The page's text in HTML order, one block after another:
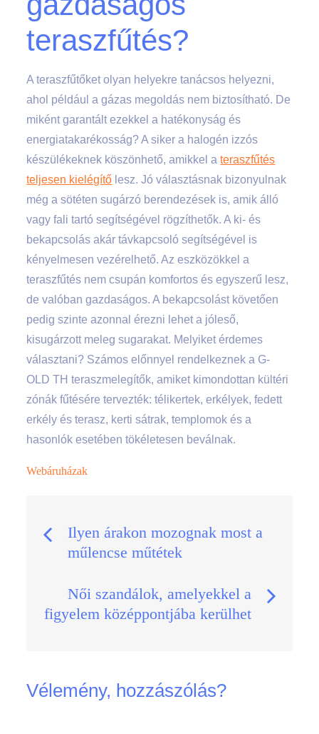
teraszfűtés?
A teraszfűtőket olyan helyekre tanácsos helyezni,
ahol például a gázas megoldás nem biztosítható. De
miként garantált ezekkel a hatékonyság és
energiatakarékosság? A siker a halogén izzós
készülékeknek köszönhető, amikkel ateraszfűtés
teljesen kielégítő lesz. Jó választásnak bizonyulnak
még a sötéten sugárzó berendezések is, amik álló
vagy fali tartó segítségével rögzíthetők. A ki- és
bekapcsolás akár távkapcsoló segítségével is
kényelmesen vezérelhető. Az eszközökkel a
teraszfűtés nem csupán komfortos és egyszerű lesz,
de valóban gazdaságos. A bekapcsolást követően
pedig szinte azonnal érezni lehet a jóleső,
kisugárzott meleg sugarakat. Melyiket érdemes
választani? Számos előnnyel rendelkeznek a G-
OLD TH teraszmelegítők, amiket kimondottan kültéri
zónák fűtésére tervezték: télikertek, erkélyek, fedett
erkély és terasz, kerti sátrak, templomok és a
hasonlók esetében tökéletesen beválnak.
Webáruházak
Bejegyzés
navigáció
Ilyen árakon mozognak most a
műlencse műtétek
Női szandálok, amelyekkel a
figyelem középpontjába kerülhet
Vélemény, hozzászólás?